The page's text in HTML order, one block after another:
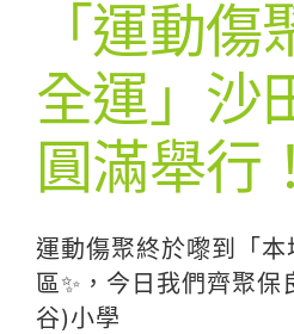
「運動傷
全運」沙
圓滿舉行！
運動傷聚終於嚟到「本
區✨，今日我們齊聚保
谷)小學